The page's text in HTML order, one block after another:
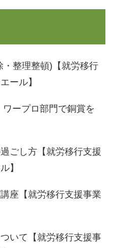
・整理整頓)【就労移行
ール】
ープロ部門で銅賞を
ごし方【就労移行支援
】
座【就労移行支援事業
いて【就労移行支援事